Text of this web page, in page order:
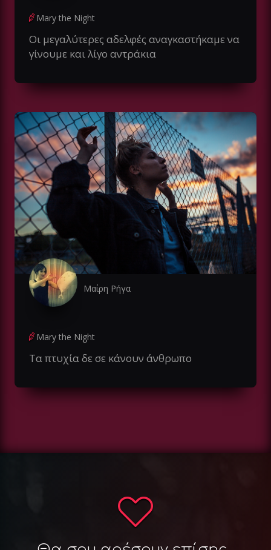
Mary the Night
Οι μεγαλύτερες αδελφές αναγκαστήκαμε να
γίνουμε και λίγο αντράκια
Μαίρη Ρήγα
Mary the Night
Τα πτυχία δε σε κάνουν άνθρωπο